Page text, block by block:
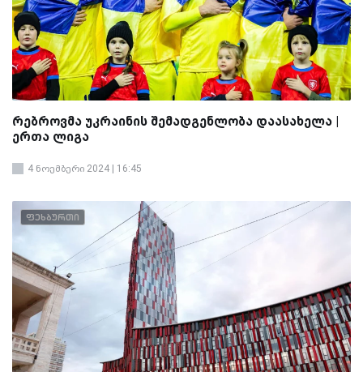
რებროვმა უკრაინის შემადგენლობა დაასახელა |
ერთა ლიგა
4 ნოემბერი 2024 | 16:45
ფეხბურთი